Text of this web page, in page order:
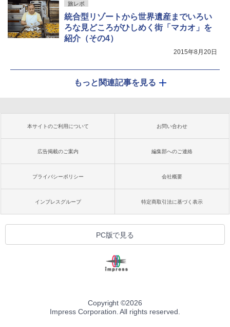
旅レポ
統合型リゾートから世界遺産までいろい
ろな見どころがひしめく街「マカオ」を
紹介（その4）
2015年8月20日
もっと関連記事を見る
本サイトのご利用について お問い合わせ
広告掲載のご案内 編集部へのご連絡
プライバシーポリシー 会社概要
インプレスグループ 特定商取引法に基づく表示
PC版で見る
Copyright ©2026
Impress Corporation. All rights reserved.